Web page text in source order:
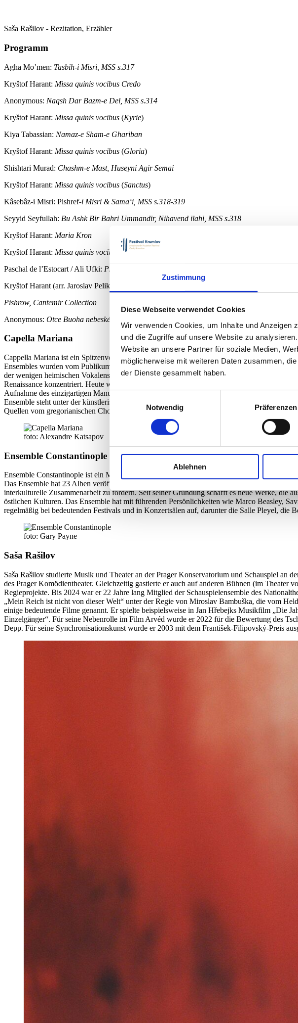
Zustimmung
Diese Webseite verwendet Cookies
Wir verwenden Cookies, um Inhalte und Anzeigen
und die Zugriffe auf unsere Website zu
Website an unsere Partner für soziale Medien,
möglicherweise mit weiteren Daten zusammen,
der Dienste gesammelt haben.
Einwilligungsauswahl
Notwendig
Präferenzen
Ablehnen
Saša Rašilov - Rezitation, Erzähler
Programm
Agha Mo’men: Tasbih-i Misri, MSS s.317
Kryštof Harant: Missa quinis vocibus Credo
Anonymous: Naqsh Dar Bazm-e Del, MSS s.314
Kryštof Harant: Missa quinis vocibus (Kyrie)
Kiya Tabassian: Namaz-e Sham-e Ghariban
Kryštof Harant: Missa quinis vocibus (Gloria)
Shishtari Murad: Chashm-e Mast, Huseyni Agir Semai
Kryštof Harant: Missa quinis vocibus (Sanctus)
Kâsebâz-i Misri: Pishref-i Misri & Sama‘i, MSS s.318-319
Seyyid Seyfullah: Bu Ashk Bir Bahri Ummandir, Nihavend ilahi, MSS s.318
Kryštof Harant: Maria Kron
Kryštof Harant: Missa quinis vocibus (Agnus Dei
Paschal de l’Estocart / Ali Ufki: Psalm 4 / Mezmur 2 & 4 Kiya Tabassian - Parvaz
Kryštof Harant (arr. Jaroslav Pelikán) / Gazi Giray Han:
Pishrow, Cantemir Collection
Anonymous: Otce Buoha nebeského
Capella Mariana
Cappella Mariana ist ein Spitzenvokalensemble, das sich auf die Interpretation
Ensembles wurden vom Publikum begeistert aufgenommen, Kritiker loben vor allem die
der wenigen heimischen Vokalensembles, das sich auf die Aufführung vergessener Werke
Renaissance konzentriert. Heute wird das Ensemble regelmäßig zu renommierten Festivals
Aufnahme des einzigartigen Manuskripts der Renaissance-Polyphonie „Kodex Speciálník“
Ensemble steht unter der künstlerischen Leitung von Vojtěch Semerád, der nach seinem
Quellen vom gregorianischen Choral bis zur Renaissance-Polyphonie erforscht.
foto: Alexandre Katsapov
Ensemble Constantinople
Ensemble Constantinople ist ein Musikensemble aus Montreal (gegründet 2001 vom
Das Ensemble hat 23 Alben veröffentlicht, 63 Projekte realisiert und ist in mehr als 296
interkulturelle Zusammenarbeit zu fördern. Seit seiner Gründung schafft es neue Werke, die
östlichen Kulturen. Das Ensemble hat mit führenden Persönlichkeiten wie Marco Beasley,
regelmäßig bei bedeutenden Festivals und in Konzertsälen auf, darunter die Salle Pleyel,
foto: Gary Payne
Saša Rašilov
Saša Rašilov studierte Musik und Theater an der Prager Konservatorium und Schauspiel
des Prager Komödientheater. Gleichzeitig gastierte er auch auf anderen Bühnen (im
Regieprojekte. Bis 2024 war er 22 Jahre lang Mitglied der Schauspielensemble des
„Mein Reich ist nicht von dieser Welt“ unter der Regie von Miroslav Bambuška, die vom
einige bedeutende Filme genannt. Er spielte beispielsweise in Jan Hřebejks Musikfilm „Die
Einzelgänger“. Für seine Nebenrolle im Film Arvéd wurde er 2022 für die Bewertung des
Depp. Für seine Synchronisationskunst wurde er 2003 mit dem František-Filipovský-Preis